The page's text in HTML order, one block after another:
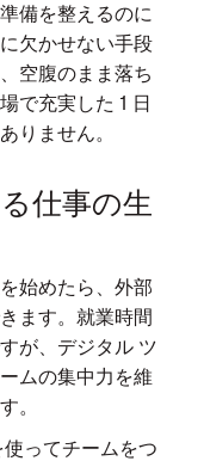
備を整えるのに
欠かせない手段
空腹のまま落ち
で充実した 1 日
りません。
仕事の生
始めたら、外部
ます。就業時間
が、デジタル ツ
ムの集中力を維
。
使ってチームをつ